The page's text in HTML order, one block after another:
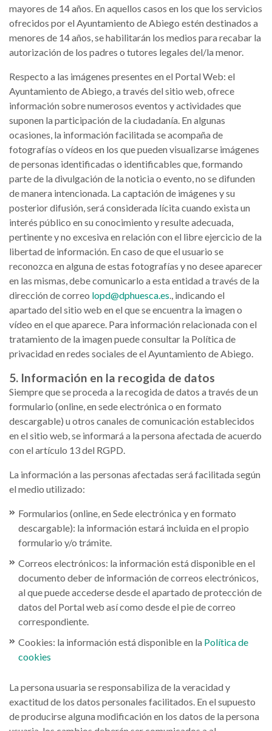
mayores de 14 años. En aquellos casos en los que los servicios
ofrecidos por el Ayuntamiento de Abiego estén destinados a
menores de 14 años, se habilitarán los medios para recabar la
autorización de los padres o tutores legales del/la menor.
Respecto a las imágenes presentes en el Portal Web: el
Ayuntamiento de Abiego, a través del sitio web, ofrece
información sobre numerosos eventos y actividades que
suponen la participación de la ciudadanía. En algunas
ocasiones, la información facilitada se acompaña de
fotografías o vídeos en los que pueden visualizarse imágenes
de personas identificadas o identificables que, formando
parte de la divulgación de la noticia o evento, no se difunden
de manera intencionada. La captación de imágenes y su
posterior difusión, será considerada lícita cuando exista un
interés público en su conocimiento y resulte adecuada,
pertinente y no excesiva en relación con el libre ejercicio de la
libertad de información. En caso de que el usuario se
reconozca en alguna de estas fotografías y no desee aparecer
en las mismas, debe comunicarlo a esta entidad a través de la
dirección de correo lopd@dphuesca.es., indicando el
apartado del sitio web en el que se encuentra la imagen o
vídeo en el que aparece. Para información relacionada con el
tratamiento de la imagen puede consultar la Política de
privacidad en redes sociales de el Ayuntamiento de Abiego.
5. Información en la recogida de datos
Siempre que se proceda a la recogida de datos a través de un
formulario (online, en sede electrónica o en formato
descargable) u otros canales de comunicación establecidos
en el sitio web, se informará a la persona afectada de acuerdo
con el artículo 13 del RGPD.
La información a las personas afectadas será facilitada según
el medio utilizado:
Formularios (online, en Sede electrónica y en formato
descargable): la información estará incluida en el propio
formulario y/o trámite.
Correos electrónicos: la información está disponible en el
documento deber de información de correos electrónicos,
al que puede accederse desde el apartado de protección de
datos del Portal web así como desde el pie de correo
correspondiente.
Cookies: la información está disponible en la Política de
cookies
La persona usuaria se responsabiliza de la veracidad y
exactitud de los datos personales facilitados. En el supuesto
de producirse alguna modificación en los datos de la persona